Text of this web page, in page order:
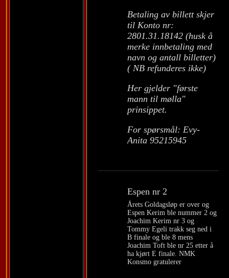
Betaling av billett skjer
til Konto nr:
2801.31.18142 (husk å
merke innbetaling med
navn og antall billetter)
( NB refunderes ikke)
Her gjelder "første
mann til mølla"
prinsippet.
For spørsmål: Evy-
Anita 95215945
Espen nr 2
Årets Goldagsløp er over og
Espen Kerim ble nummer 2 og
Joachim Kerim nr 3 og
Tommy Egeli trakk seg ned i
B finale og ble 8 mens
Joachim Toft ble nr 25 etter å
ha kjørt E finale. NMK
Konsmo gratulerer